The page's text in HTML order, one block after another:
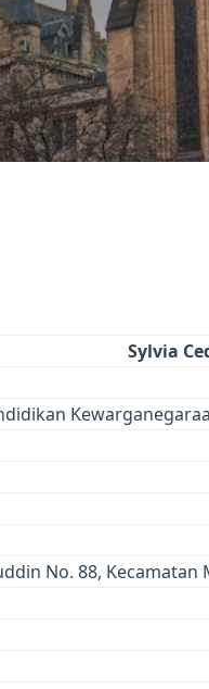
Sylvia
No. 88,